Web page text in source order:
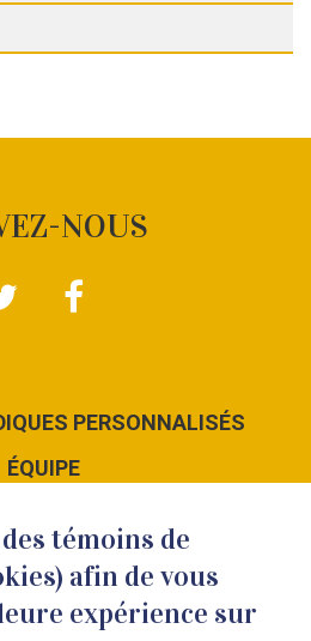
NOUS
PERSONNALISÉS
ÉQUIPE
JOINDRE
témoins de
afin de vous
expérience sur